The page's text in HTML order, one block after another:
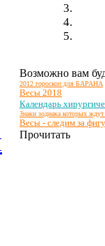
Возможно вам
2012 гороскоп для БАРАНА
Весы 2018
Календарь
Знаки зодиака которых
Весы - следим за
Прочитать